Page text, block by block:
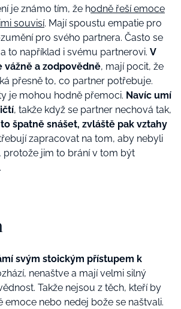
je známo tím, že hodně řeší emoce
souvisí. Mají spoustu empatie pro
pro svého partnera. Často se
to například i svému partnerovi. V
vážně a zodpovědně, mají pocit, že
přesně to, co partner potřebuje.
je mohou hodně přemoci. Navíc umí
, takže když se partner nechová tak,
špatně snášet, zvláště pak vztahy
zapracovat na tom, aby nebyli
protože jim to brání v tom být
svým stoickým přístupem k
nenaštve a mají velmi silný
Takže nejsou z těch, kteří by
emoce nebo nedej bože se naštvali.